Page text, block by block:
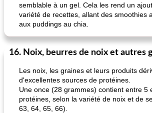
semblable à un gel. Cela les rend un
variété de recettes, allant des smoothies
aux puddings au chia.
16. Noix, beurres de noix et autres
Les noix, les graines et leurs produits
d'excellentes sources de protéines.
Une once (28 grammes) contient entre 5
protéines, selon la variété de noix et de
63, 64, 65, 66).